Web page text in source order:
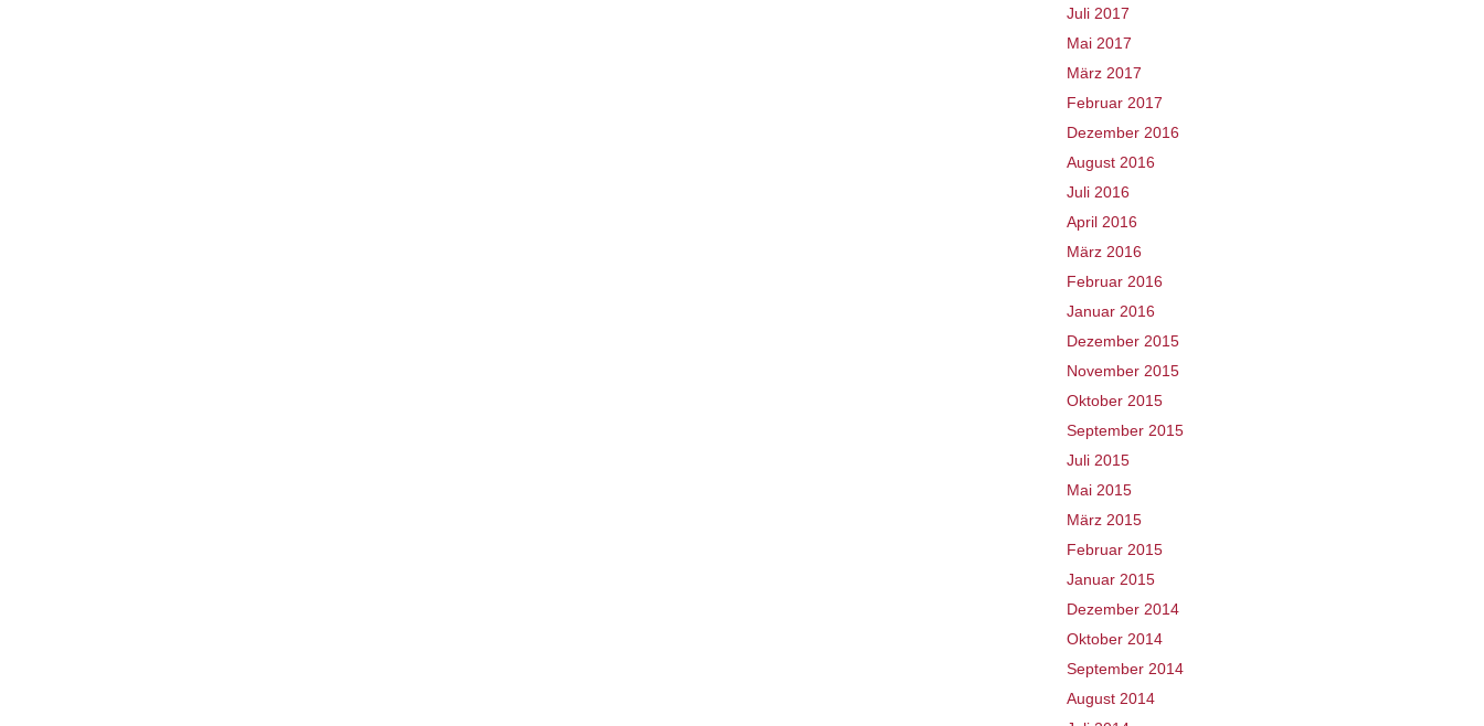
Juli 2017
Mai 2017
März 2017
Februar 2017
Dezember 2016
August 2016
Juli 2016
April 2016
März 2016
Februar 2016
Januar 2016
Dezember 2015
November 2015
Oktober 2015
September 2015
Juli 2015
Mai 2015
März 2015
Februar 2015
Januar 2015
Dezember 2014
Oktober 2014
September 2014
August 2014